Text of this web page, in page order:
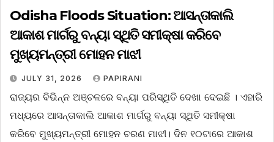
Odisha Floods Situation: ଆସନ୍ତାକାଲି
ଆକାଶ ମାର୍ଗରୁ ବନ୍ୟା ସ୍ଥିତି ସମୀକ୍ଷା କରିବେ
ମୁଖ୍ୟମନ୍ତ୍ରୀ ମୋହନ ମାଝୀ
JULY 31, 2026 PAPIRANI
ରାଜ୍ୟର ବିଭିନ୍ନ ଅଞ୍ଚଳରେ ବନ୍ୟା ପରିସ୍ଥିତି ଦେଖା ଦେଇଛି । ଏହାରି
ମଧ୍ୟରେ ଆସନ୍ତାକାଲି ଆକାଶ ମାର୍ଗରୁ ବନ୍ୟା ସ୍ଥିତି ସମୀକ୍ଷା
କରିବେ ମୁଖ୍ୟମନ୍ତ୍ରୀ ମୋହନ ଚରଣ ମାଝୀ। ଦିନ ୧୦ଟାରେ ଆକାଶ